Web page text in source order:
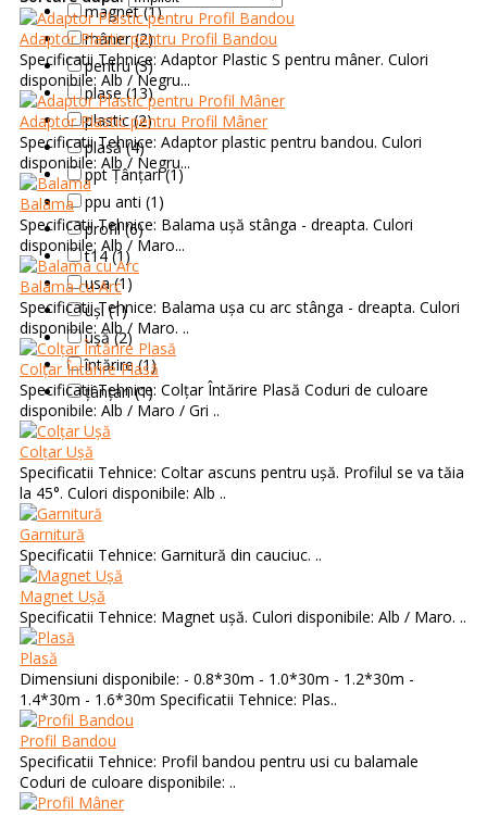
magnet (1)
mâner (2)
pentru (3)
plase (13)
plastic (2)
plasă (4)
ppt Țânțari (1)
ppu anti (1)
profil (6)
t14 (1)
usa (1)
uși (1)
ușă (2)
întărire (1)
țânțari (1)
Adaptor Plastic pentru Profil Bandou
Specificatii Tehnice: Adaptor Plastic S pentru mâner. Culori
disponibile: Alb / Negru...
Adaptor Plastic pentru Profil Mâner
Specificatii Tehnice: Adaptor plastic pentru bandou. Culori
disponibile: Alb / Negru...
Balama
Specificatii Tehnice: Balama ușă stânga - dreapta. Culori
disponibile: Alb / Maro...
Balama cu Arc
Specificatii Tehnice: Balama ușa cu arc stânga - dreapta. Culori
disponibile: Alb / Maro. ..
Colțar Întărire Plasă
Specificatii Tehnice: Colțar Întărire Plasă Coduri de culoare
disponibile: Alb / Maro / Gri ..
Colțar Ușă
Specificatii Tehnice: Coltar ascuns pentru ușă. Profilul se va tăia
la 45°. Culori disponibile: Alb ..
Garnitură
Specificatii Tehnice: Garnitură din cauciuc. ..
Magnet Ușă
Specificatii Tehnice: Magnet ușă. Culori disponibile: Alb / Maro. ..
Plasă
Dimensiuni disponibile: - 0.8*30m - 1.0*30m - 1.2*30m -
1.4*30m - 1.6*30m Specificatii Tehnice: Plas..
Profil Bandou
Specificatii Tehnice: Profil bandou pentru usi cu balamale
Coduri de culoare disponibile: ..